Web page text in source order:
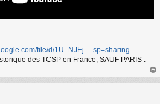
file/d/1U_NJEj ... sp=sharing
des TCSP en France, SAUF PARIS :
au